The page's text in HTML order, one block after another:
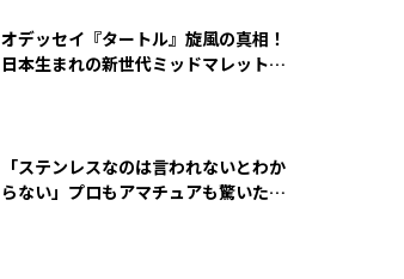
オデッセイ『タートル』旋風の真相！
日本生まれの新世代ミッドマレットが
「ステンレスなのは言われないとわか
らない」プロもアマチュアも驚いた